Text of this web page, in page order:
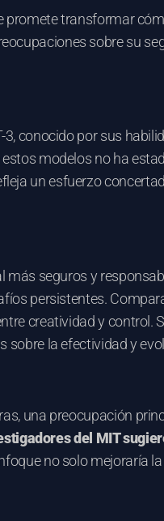
promete transformar
sobre su
conocido por sus
modelos no ha
un esfuerzo
seguros y
persistentes.
creatividad y control.
la efectividad y
una preocupación
del MIT
no solo mejoraría